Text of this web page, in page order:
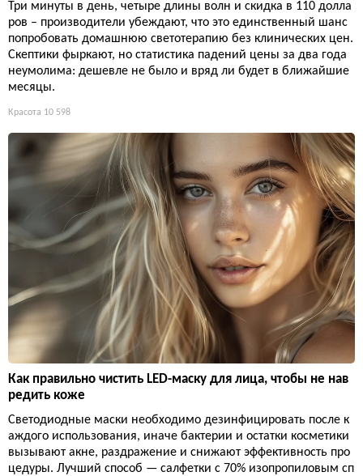
Три минуты в день, четыре длины волн и скидка в 110 долла
ров – производители убеждают, что это единственный шанс
попробовать домашнюю светотерапию без клинических цен.
Скептики фыркают, но статистика падений цены за два года
неумолима: дешевле не было и вряд ли будет в ближайшие
месяцы.
Красота 10 598
Как правильно чистить LED-маску для лица, чтобы не нав
редить коже
Светодиодные маски необходимо дезинфицировать после к
аждого использования, иначе бактерии и остатки косметики
вызывают акне, раздражение и снижают эффективность про
цедуры. Лучший способ — салфетки с 70% изопропиловым сп